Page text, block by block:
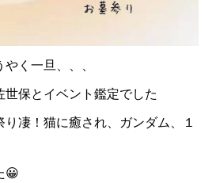
く一旦、、、
保とイベント鑑定でした
凄！猫に癒され、ガンダム、１
😀